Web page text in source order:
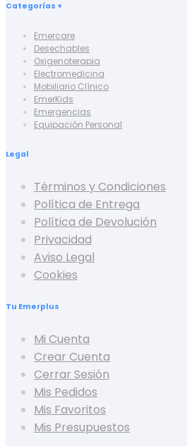
Categorías +
Emercare
Desechables
Oxigenoterapia
Electromedicina
Mobiliario Clínico
EmerKids
Emergencias
Equipación Personal
Legal
Términos y Condiciones
Política de Entrega
Política de Devolución
Privacidad
Aviso Legal
Cookies
Tu Emerplus
Mi Cuenta
Crear Cuenta
Cerrar Sesión
Mis Pedidos
Mis Favoritos
Mis Presupuestos